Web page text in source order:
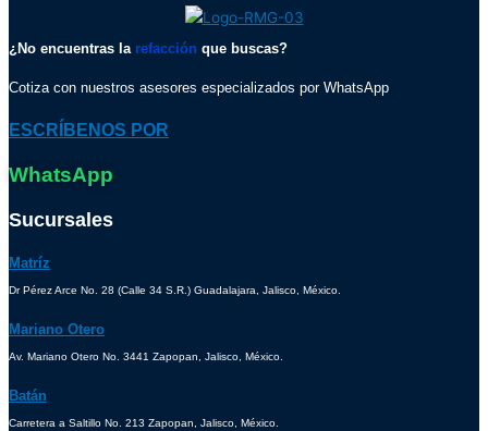
¿No encuentras la refacción que buscas?
Cotiza con nuestros asesores especializados por WhatsApp
ESCRÍBENOS POR
WhatsApp
Sucursales
Matríz
Dr Pérez Arce No. 28 (Calle 34 S.R.) Guadalajara, Jalisco, México.
Mariano Otero
Av. Mariano Otero No. 3441 Zapopan, Jalisco, México.
Batán
Carretera a Saltillo No. 213 Zapopan, Jalisco, México.